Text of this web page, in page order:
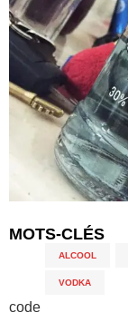
MOTS-CLÉS
ALCOOL
VODKA
code